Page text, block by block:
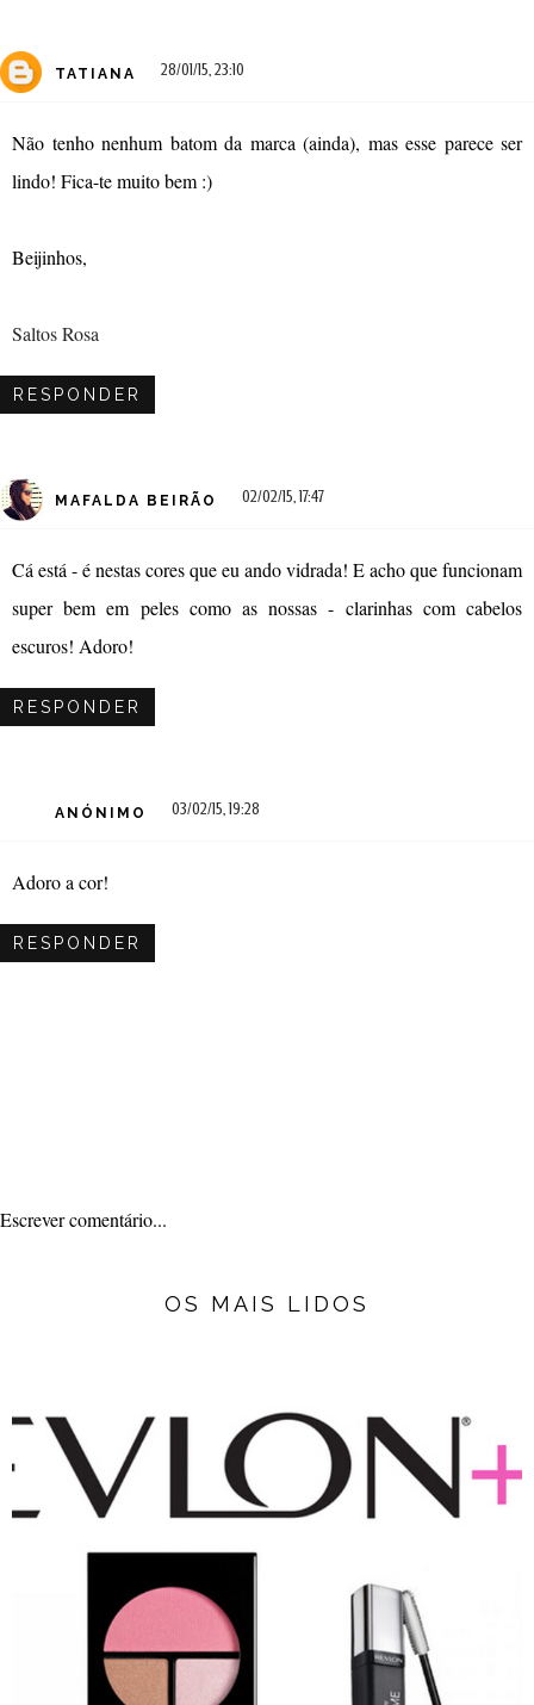
TATIANA 28/01/15, 23:10
Não tenho nenhum batom da marca (ainda), mas esse parece ser
lindo! Fica-te muito bem :)
Beijinhos,
Saltos Rosa
RESPONDER
MAFALDA BEIRÃO 02/02/15, 17:47
Cá está - é nestas cores que eu ando vidrada! E acho que funcionam
super bem em peles como as nossas - clarinhas com cabelos
escuros! Adoro!
RESPONDER
ANÓNIMO 03/02/15, 19:28
Adoro a cor!
RESPONDER
Escrever comentário...
OS MAIS LIDOS